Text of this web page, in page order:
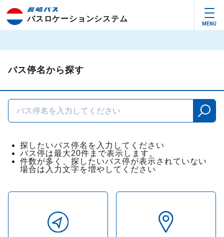
バスロケーションシステム
バス停名から探す
探したいバス停名を入力してください
バス停は最大20件まで表示します。
件数が多く、探したいバス停が表示されていない
場合は入力文字を増やしてください